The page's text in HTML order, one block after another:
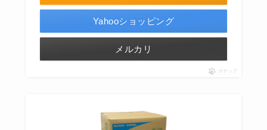
Yahooショッピング
メルカリ
ポチップ